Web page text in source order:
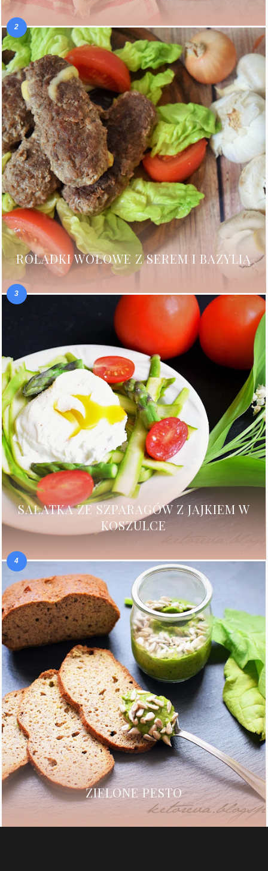
ROLADKI WOŁOWE Z SEREM I BAZYLIĄ
SAŁATKA ZE SZPARAGÓW Z JAJKIEM W
KOSZULCE
ZIELONE PESTO